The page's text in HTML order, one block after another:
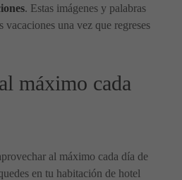
. Estas imágenes y palabras
una vez que regreses
máximo cada
al máximo cada día de
en tu habitación de hotel